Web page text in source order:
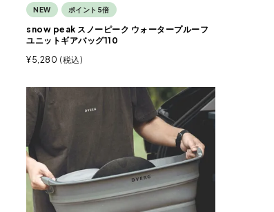
NEW ポイント5倍
snow peak スノーピーク ウォータープルーフ
ユニットギアバッグ110
¥5,280 税込